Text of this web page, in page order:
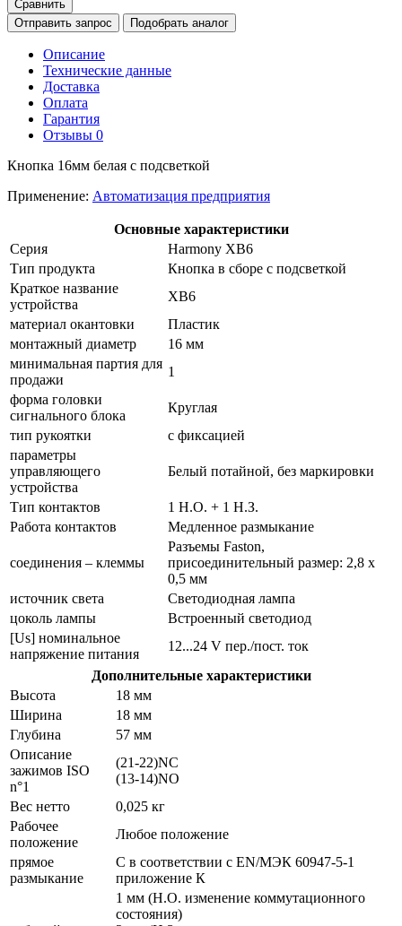
Сравнить
Отправить запрос
Подобрать аналог
Описание
Технические данные
Доставка
Оплата
Гарантия
Отзывы 0
Кнопка 16мм белая с подсветкой
Применение: Автоматизация предприятия
Основные характеристики
Серия
Harmony XB6
Тип продукта
Кнопка в сборе с подсветкой
Краткое название
устройства
XB6
материал окантовки
Пластик
монтажный диаметр
16 мм
минимальная партия для
продажи
1
форма головки
сигнального блока
Круглая
тип рукоятки
с фиксацией
параметры
управляющего
устройства
Белый потайной, без маркировки
Тип контактов
1 Н.О. + 1 Н.З.
Работа контактов
Медленное размыкание
соединения – клеммы
Разъемы Faston,
присоединительный размер: 2,8 х
0,5 мм
источник света
Светодиодная лампа
цоколь лампы
Встроенный светодиод
[Us] номинальное
напряжение питания
12...24 V пер./пост. ток
Дополнительные характеристики
Высота
18 мм
Ширина
18 мм
Глубина
57 мм
Описание
зажимов ISO
n°1
(21-22)NC
(13-14)NO
Вес нетто
0,025 кг
Рабочее
положение
Любое положение
прямое
размыкание
С в соответствии с EN/МЭК 60947-5-1
приложение К
1 мм (Н.О. изменение коммутационного
состояния)